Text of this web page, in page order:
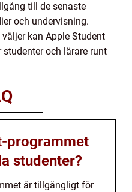
till de senaste
och undervisning.
kan Apple Student
och lärare runt
programmet
studenter?
är tillgängligt för